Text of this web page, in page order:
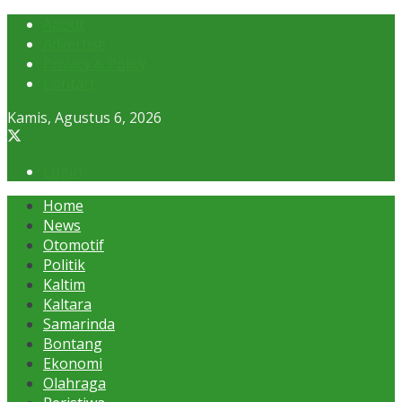
Kamis, Agustus 6, 2026
Home
News
Otomotif
Politik
Kaltim
Kaltara
Samarinda
Bontang
Ekonomi
Olahraga